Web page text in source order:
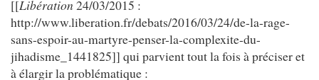
[[Libération 24/03/2015 :
http://www.liberation.fr/debats/2016/03/24/de-la-rage-
sans-espoir-au-martyre-penser-la-complexite-du-
jihadisme_1441825]] qui parvient tout la fois à préciser et
à élargir la problématique :